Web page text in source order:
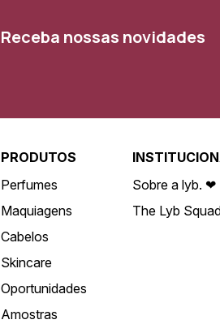
Receba nossas novidades
PRODUTOS
Perfumes
Maquiagens
Cabelos
Skincare
Oportunidades
Amostras
Sobre a lyb. ❤
The Lyb